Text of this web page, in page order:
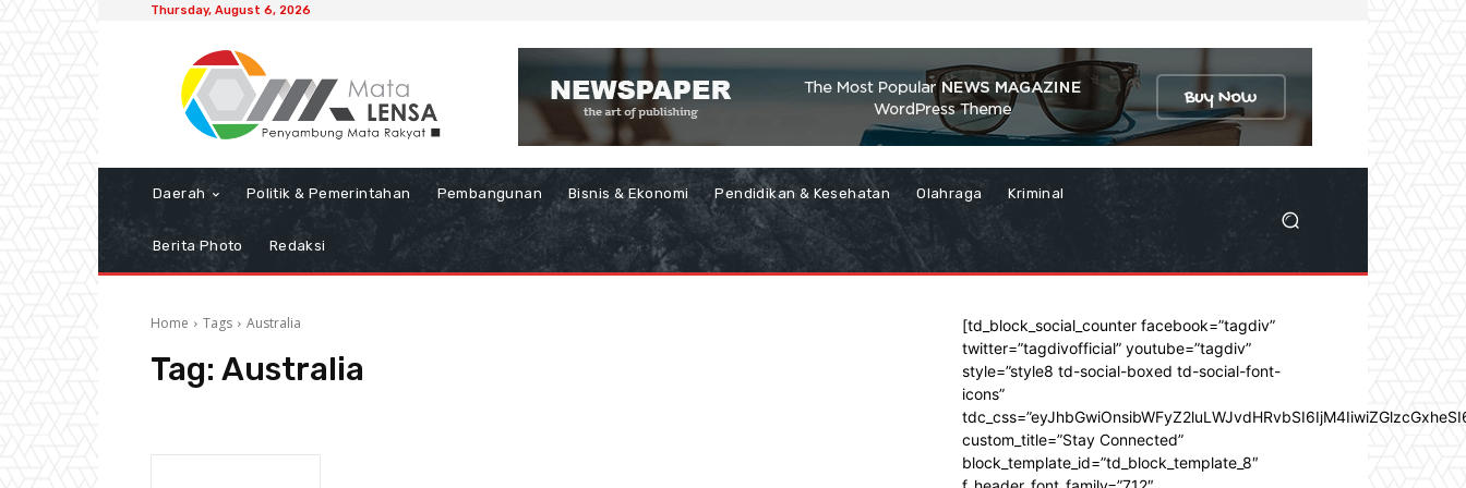
Thursday, August 6, 2026
Daerah Politik & Pemerintahan Pembangunan Bisnis & Ekonomi Pendidikan & Kesehatan Olahraga Kriminal
Berita Photo Redaksi
Home Tags Australia
Tag: Australia
[td_block_social_counter facebook=”tagdiv”
twitter=”tagdivofficial” youtube=”tagdiv”
style=”style8 td-social-boxed td-social-font-
icons”
custom_title=”Stay Connected”
block_template_id=”td_block_template_8″